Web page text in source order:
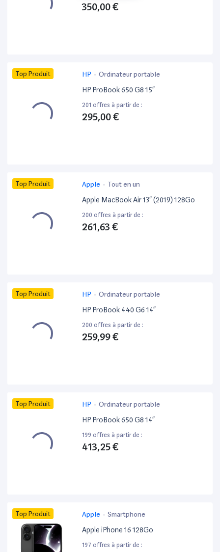
350,00 €
Top Produit HP - Ordinateur portable
HP ProBook 650 G8 15”
201 offres à partir de :
295,00 €
Top Produit Apple - Tout en un
Apple MacBook Air 13” (2019) 128Go
200 offres à partir de :
261,63 €
Top Produit HP - Ordinateur portable
HP ProBook 440 G6 14”
200 offres à partir de :
259,99 €
Top Produit HP - Ordinateur portable
HP ProBook 650 G8 14”
199 offres à partir de :
413,25 €
Top Produit Apple - Smartphone
Apple iPhone 16 128Go
197 offres à partir de :